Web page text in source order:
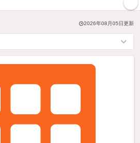
2026年08月05日更新